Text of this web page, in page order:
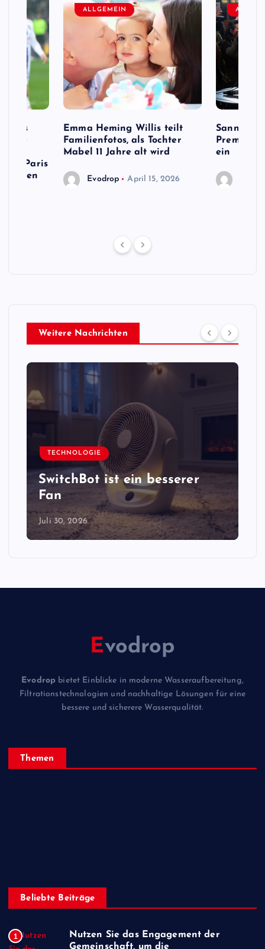
Fans
von Paris
neuen
ALLGEMEIN
Emma Heming Willis teilt
Familienfotos, als Tochter
Mabel 11 Jahre alt wird
Evodrop April 15, 2026
Sanna
ein
Weitere Nachrichten
TECHNOLOGIE
SwitchBot ist ein besserer
Fan
Juli 30, 2026
Evodrop
Evodrop bietet Einblicke in moderne Wasseraufbereitung,
Filtrationstechnologien und nachhaltige Lösungen für eine
bessere und sicherere Wasserqualität.
Themen
Beliebte Beiträge
1
Nutzen Sie das Engagement der
Gemeinschaft, um die